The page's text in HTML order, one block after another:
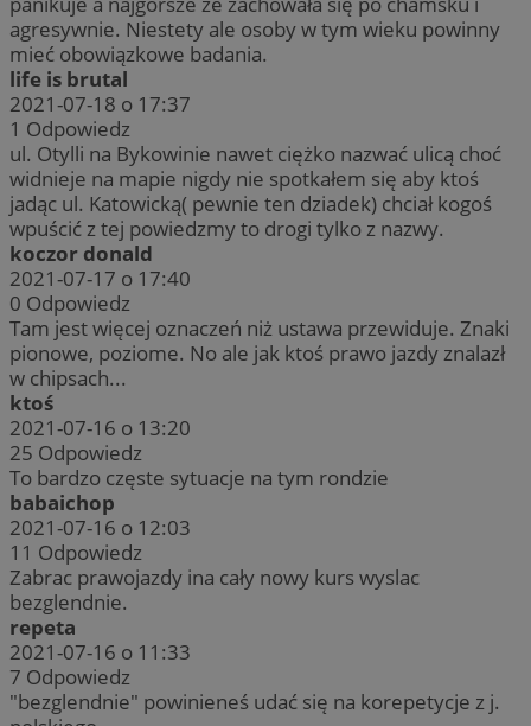
agresywnie. Niestety ale osoby w tym wieku powinny
mieć obowiązkowe badania.
life is brutal
2021-07-18 o 17:37
1 Odpowiedz
ul. Otylli na Bykowinie nawet ciężko nazwać ulicą choć
widnieje na mapie nigdy nie spotkałem się aby ktoś
jadąc ul. Katowicką( pewnie ten dziadek) chciał kogoś
wpuścić z tej powiedzmy to drogi tylko z nazwy.
koczor donald
2021-07-17 o 17:40
0 Odpowiedz
Tam jest więcej oznaczeń niż ustawa przewiduje. Znaki
pionowe, poziome. No ale jak ktoś prawo jazdy znalazł
w chipsach...
ktoś
2021-07-16 o 13:20
25 Odpowiedz
To bardzo częste sytuacje na tym rondzie
babaichop
2021-07-16 o 12:03
11 Odpowiedz
Zabrac prawojazdy ina cały nowy kurs wyslac
bezglendnie.
repeta
2021-07-16 o 11:33
7 Odpowiedz
"bezglendnie" powinieneś udać się na korepetycje z j.